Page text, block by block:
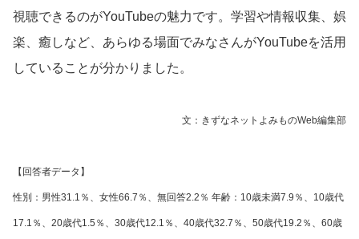
視聴できるのがYouTubeの魅力です。学習や情報収集、娯
楽、癒しなど、あらゆる場面でみなさんがYouTubeを活用
していることが分かりました。
文：きずなネットよみものWeb編集部
【回答者データ】
性別：男性31.1％、女性66.7％、無回答2.2％ 年齢：10歳未満7.9％、10歳代
17.1％、20歳代1.5％、30歳代12.1％、40歳代32.7％、50歳代19.2％、60歳